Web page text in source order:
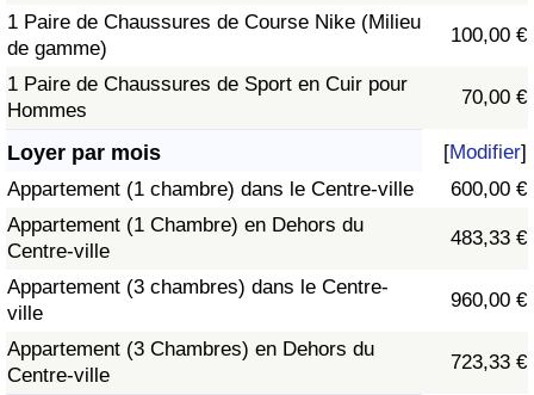
1 Paire de Chaussures de Course Nike (Milieu
de gamme)
100,00 €
1 Paire de Chaussures de Sport en Cuir pour
Hommes
70,00 €
Loyer par mois [Modifier]
Appartement (1 chambre) dans le Centre-ville
600,00 €
Appartement (1 Chambre) en Dehors du
Centre-ville
483,33 €
Appartement (3 chambres) dans le Centre-
ville
960,00 €
Appartement (3 Chambres) en Dehors du
Centre-ville
723,33 €